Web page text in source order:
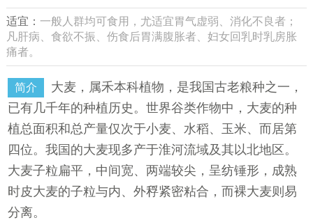
适宜： 一般人群均可食用，尤适宜胃气虚弱、消化不良者；
凡肝病、食欲不振、伤食后胃满腹胀者、妇女回乳时乳房胀
痛者。
简介
大麦，属禾本科植物，是我国古老粮种之一，
已有几千年的种植历史。世界谷类作物中，大麦的种
植总面积和总产量仅次于小麦、水稻、玉米、而居第
四位。我国的大麦现多产于淮河流域及其以北地区。
大麦子粒扁平，中间宽、两端较尖，呈纺锤形，成熟
时皮大麦的子粒与内、外稃紧密粘合，而裸大麦则易
分离。